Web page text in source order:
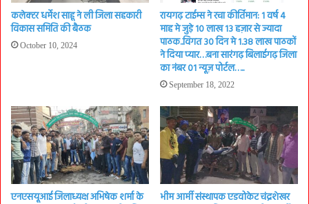
कलेक्टर धर्मेश साहू ने ली जिला सहकारी
विकास समिति की बैठक
October 10, 2024
रायगढ़ टाईम्स ने रचा कीर्तिमान: 1 वर्ष 4
माह मे जुड़े 10 लाख 13 हज़ार से ज्यादा
पाठक..विगत 30 दिन मे 1.38 लाख पाठकों
ने दिया प्यार…बना सारंगढ़ बिलाईगढ़ जिला
का नंबर 01 न्यूज़ पोर्टल…..
September 18, 2022
एनएसयूआई जिलाध्यक्ष अभिषेक शर्मा के
भीम आर्मी संस्थापक एडवोकेट चंद्रशेखर